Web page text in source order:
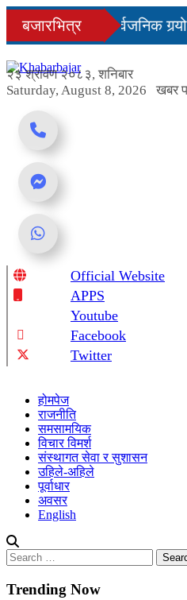
Skip
content
बजारभित्र
सरकारले सार्वजनिक
२३ श्रावण २०८३, शनिबार
Saturday, August 8, 2026
खबर
Online News Portal
Official Website
APPS
Youtube
Facebook
Twitter
होमपेज
राजनीति
समसामयिक
विचार विमर्श
संस्थागत सेवा र सुशासन
उहिले-अहिले
पूर्वाधार
अवसर
English
Search
for:
Trending Now